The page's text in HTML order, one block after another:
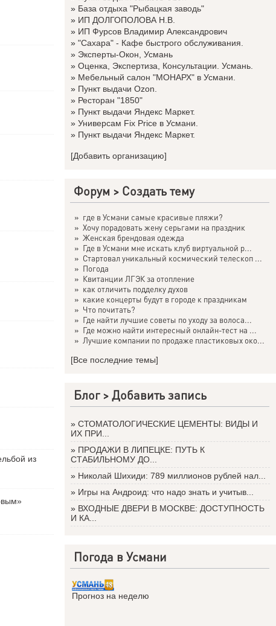
из
» База отдыха "Рыбацкая заводь"
» ИП ДОЛГОПОЛОВА Н.В.
» ИП Фурсов Владимир Александрович
» "Сахара" - Кафе быстрого обслуживания.
» Эксперты-Окон, Усмань
» Оценка, Экспертиза, Консультации. Усмань.
» Мебельный салон "МОНАРХ" в Усмани.
» Пункт выдачи Ozon.
» Ресторан "1850"
» Пункт выдачи Яндекс Маркет.
» Универсам Fix Price в Усмани.
» Пункт выдачи Яндекс Маркет.
[Добавить организацию]
Форум > Создать тему
» где в Усмани самые красивые пляжи?
» Хочу порадовать жену серьгами на праздник
» Женская брендовая одежда
» Где в Усмани мне искать клуб виртуальной р...
» Стартовал уникальный космический телескоп ...
» Погода
» Квитанции ЛГЭК за отопление
» как отличить подделку духов
» какие концерты будут в городе к праздникам
» Что почитать?
» Где найти лучшие советы по уходу за волоса...
» Где можно найти интересный онлайн-тест на ...
» Лучшие компании по продаже пластиковых око...
[Все последние темы]
Блог >Добавить запись
» СТОМАТОЛОГИЧЕСКИЕ ЦЕМЕНТЫ: ВИДЫ И
ИХ ПРИ...
» ПРОДАЖИ В ЛИПЕЦКЕ: ПУТЬ К
СТАБИЛЬНОМУ ДО...
» Николай Шихиди: 789 миллионов рублей нал...
» Игры на Андроид: что надо знать и учитыв...
» ВХОДНЫЕ ДВЕРИ В МОСКВЕ: ДОСТУПНОСТЬ
И КА...
Погода в Усмани
Прогноз на неделю